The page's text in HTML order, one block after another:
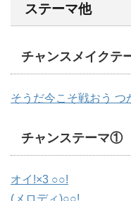
ステーマ他
チャンスメイクテ
そうだ今こそ戦おう
チャンステーマ①
オイ!×3 ○○!
(メロディ)○○!